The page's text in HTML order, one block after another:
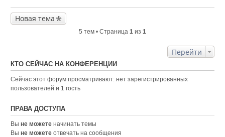
Новая тема
5 тем • Страница 1 из 1
Перейти
КТО СЕЙЧАС НА КОНФЕРЕНЦИИ
Сейчас этот форум просматривают: нет зарегистрированных
пользователей и 1 гость
ПРАВА ДОСТУПА
Выне можете начинать темы
Выне можете отвечать на сообщения